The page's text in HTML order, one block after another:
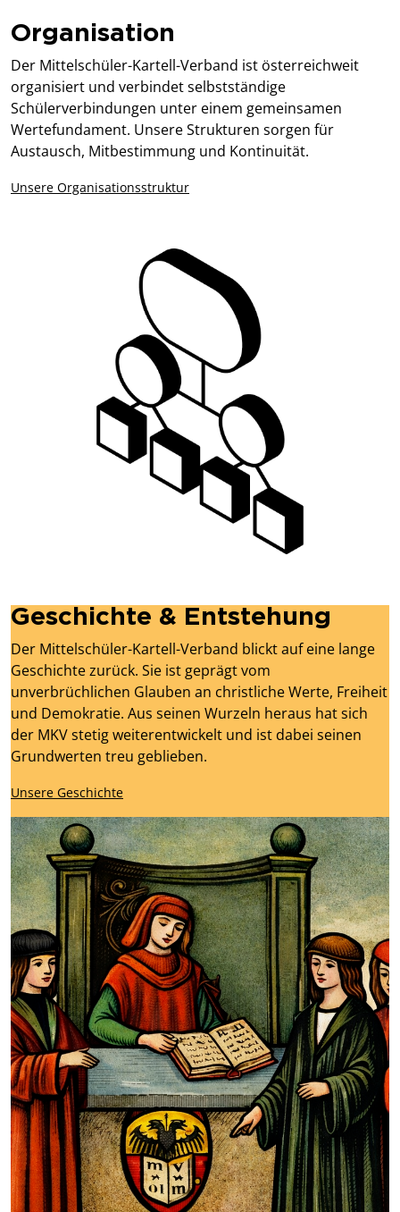
Organisation
Der Mittelschüler-Kartell-Verband ist österreichweit
organisiert und verbindet selbstständige
Schülerverbindungen unter einem gemeinsamen
Wertefundament. Unsere Strukturen sorgen für
Austausch, Mitbestimmung und Kontinuität.
Unsere Organisationsstruktur
Geschichte & Entstehung
Der Mittelschüler-Kartell-Verband blickt auf eine lange
Geschichte zurück. Sie ist geprägt vom
unverbrüchlichen Glauben an christliche Werte, Freiheit
und Demokratie. Aus seinen Wurzeln heraus hat sich
der MKV stetig weiterentwickelt und ist dabei seinen
Grundwerten treu geblieben.
Unsere Geschichte